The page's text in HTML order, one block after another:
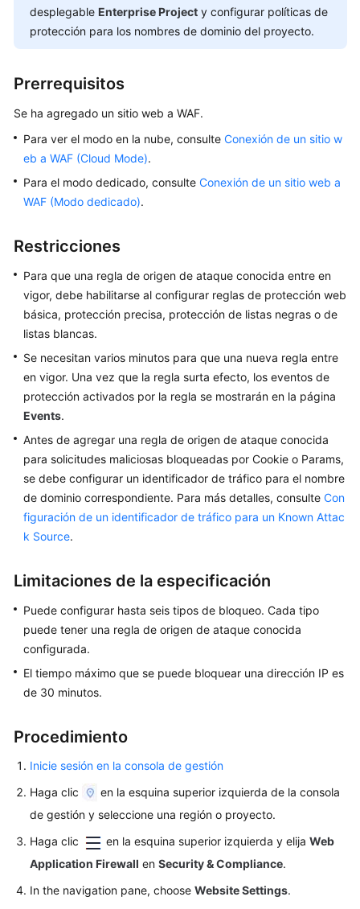
Gestión
de
de
web
Gestión
de
de
grupos
de
listas
y
listas
blancas
de
direcciones
IP
Configuración
de
Configuración
de
reglas
básicas
web
del
control
acceso
inteligente
desplegable Enterprise Project y configurar políticas de
protección para los nombres de dominio del proyecto.
Prerrequisitos
Se ha agregado un sitio web a WAF.
Para ver el modo en la nube, consulte Conexión de un sitio w
eb a WAF (Cloud Mode).
Para el modo dedicado, consulte Conexión de un sitio web a
WAF (Modo dedicado).
Restricciones
Para que una regla de origen de ataque conocida entre en
vigor, debe habilitarse al configurar reglas de protección web
básica, protección precisa, protección de listas negras o de
listas blancas.
Se necesitan varios minutos para que una nueva regla entre
en vigor. Una vez que la regla surta efecto, los eventos de
protección activados por la regla se mostrarán en la página
Events.
Antes de agregar una regla de origen de ataque conocida
para solicitudes maliciosas bloqueadas por Cookie o Params,
se debe configurar un identificador de tráfico para el nombre
de dominio correspondiente. Para más detalles, consulte Con
figuración de un identificador de tráfico para un Known Attac
k Source.
Limitaciones de la especificación
Puede configurar hasta seis tipos de bloqueo. Cada tipo
puede tener una regla de origen de ataque conocida
configurada.
El tiempo máximo que se puede bloquear una dirección IP es
de 30 minutos.
Procedimiento
Inicie sesión en la consola de gestión
Haga clic
en la esquina superior izquierda de la consola
de gestión y seleccione una región o proyecto.
Haga clic
en la esquina superior izquierda y elija Web
Application Firewall en Security & Compliance.
In the navigation pane, choose Website Settings.